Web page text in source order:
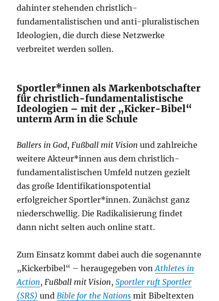
dahinter stehenden christlich-
fundamentalistischen und anti-pluralistischen
Ideologien, die durch diese Netzwerke
verbreitet werden sollen.
Sportler*innen als Markenbotschafter
für christlich-fundamentalistische
Ideologien – mit der „Kicker-Bibel“
unterm Arm in die Schule
Ballers in God, Fußball mit Vision und zahlreiche
weitere Akteur*innen aus dem christlich-
fundamentalistischen Umfeld nutzen gezielt
das große Identifikationspotential
erfolgreicher Sportler*innen. Zunächst ganz
niederschwellig. Die Radikalisierung findet
dann nicht selten auch online statt.
Zum Einsatz kommt dabei auch die sogenannte
„Kickerbibel“ – heraugegeben vonAthletes in
Action, Fußball mit Vision,Sportler ruft Sportler
(SRS) und Bible for the Nations mit Bibeltexten